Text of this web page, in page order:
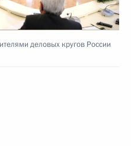
деловых кругов России